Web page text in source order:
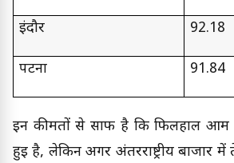
इंदौर 92.18
पटना 91.84
इन कीमतों से साफ है कि फिलहाल आम
हुई है, लेकिन अगर अंतरराष्ट्रीय बाजार में